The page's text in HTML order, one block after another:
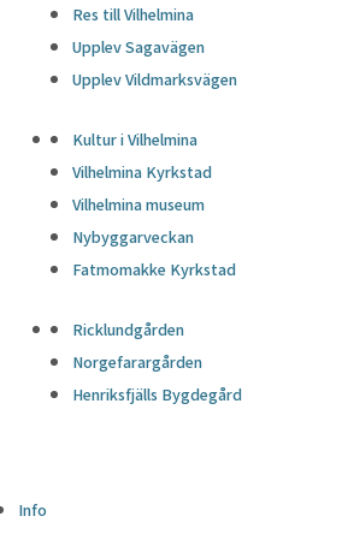
Res till Vilhelmina
Upplev Sagavägen
Upplev Vildmarksvägen
Kultur i Vilhelmina
Vilhelmina Kyrkstad
Vilhelmina museum
Nybyggarveckan
Fatmomakke Kyrkstad
Ricklundgården
Norgefarargården
Henriksfjälls Bygdegård
Info